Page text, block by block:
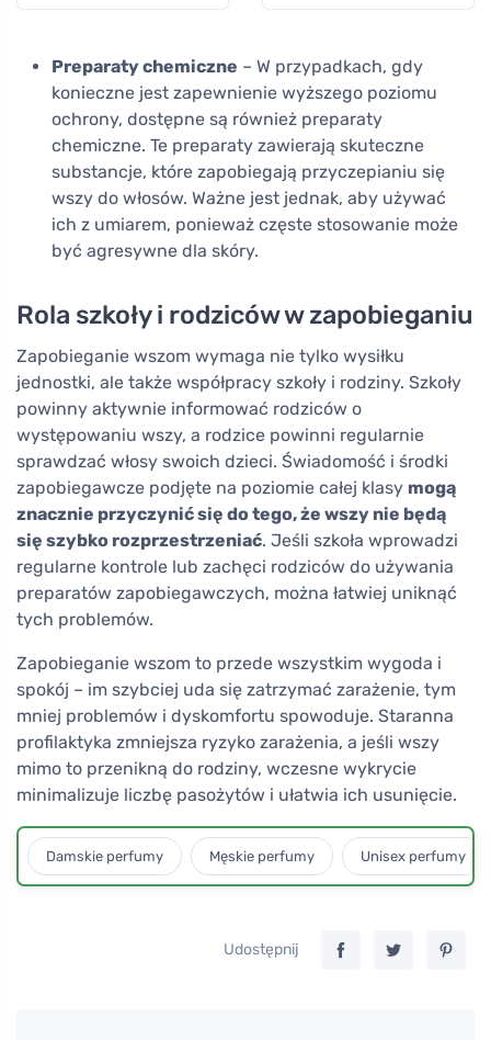
Preparaty chemiczne – W przypadkach, gdy
konieczne jest zapewnienie wyższego poziomu
ochrony, dostępne są również preparaty
chemiczne. Te preparaty zawierają skuteczne
substancje, które zapobiegają przyczepianiu się
wszy do włosów. Ważne jest jednak, aby używać
ich z umiarem, ponieważ częste stosowanie może
być agresywne dla skóry.
Rola szkoły i rodziców w zapobieganiu
Zapobieganie wszom wymaga nie tylko wysiłku
jednostki, ale także współpracy szkoły i rodziny. Szkoły
powinny aktywnie informować rodziców o
występowaniu wszy, a rodzice powinni regularnie
sprawdzać włosy swoich dzieci. Świadomość i środki
zapobiegawcze podjęte na poziomie całej klasy mogą
znacznie przyczynić się do tego, że wszy nie będą
się szybko rozprzestrzeniać. Jeśli szkoła wprowadzi
regularne kontrole lub zachęci rodziców do używania
preparatów zapobiegawczych, można łatwiej uniknąć
tych problemów.
Zapobieganie wszom to przede wszystkim wygoda i
spokój – im szybciej uda się zatrzymać zarażenie, tym
mniej problemów i dyskomfortu spowoduje. Staranna
profilaktyka zmniejsza ryzyko zarażenia, a jeśli wszy
mimo to przenikną do rodziny, wczesne wykrycie
minimalizuje liczbę pasożytów i ułatwia ich usunięcie.
Damskie perfumy Męskie perfumy Unisex perfumy
Udostępnij